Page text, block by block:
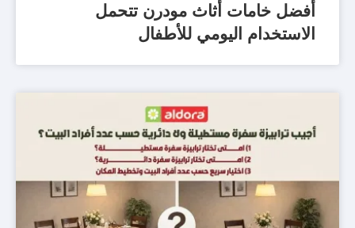
أفضل خامات أثاث مودرن تتحمل
الاستخدام اليومي للأطفال